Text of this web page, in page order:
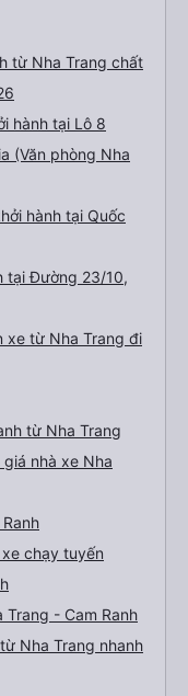
từ Nha Trang chất
hành tại Lô 8
(Văn phòng Nha
hành tại Quốc
tại Đường 23/10,
xe từ Nha Trang đi
từ Nha Trang
nhà xe Nha
chạy tuyến
- Cam Ranh
Nha Trang nhanh